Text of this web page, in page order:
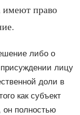
имеют право
либо о
лицу
доли в
как субъект
он полностью